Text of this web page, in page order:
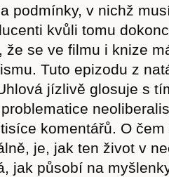
Obchod
podmínky, v nichž
kvůli tomu
že se ve filmu i knize
Tuto epizodu z
jízlivě glosuje s
komentářů. O
je, jak ten život v
jak působí na